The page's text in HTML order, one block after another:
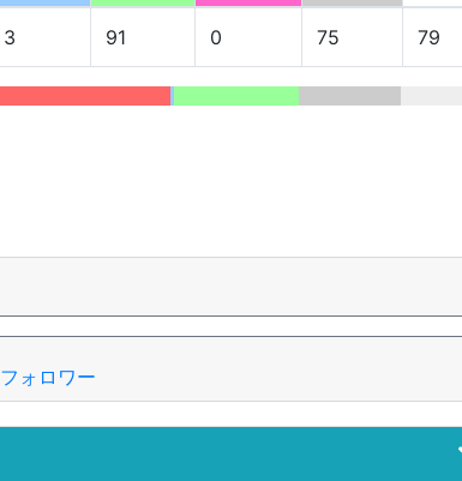
3 91 0 75 79
フォロワー